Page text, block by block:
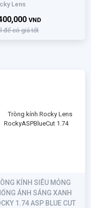
Lens
để có giá tốt
VND
KÍNH SIÊU MỎNG
ÁNH SÁNG XANH
1.74 ASP BLUE CUT